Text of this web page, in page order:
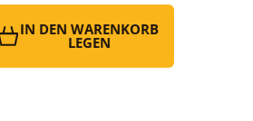
IN DEN WARENKORB
LEGEN